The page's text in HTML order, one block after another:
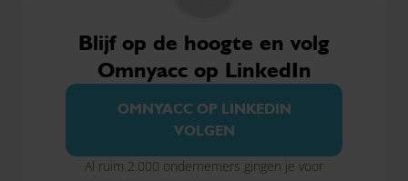
Blijf op de hoogte en volg
Omnyacc op LinkedIn
OMNYACC OP LINKEDIN
VOLGEN
Al ruim 2.000 ondernemers gingen je voor